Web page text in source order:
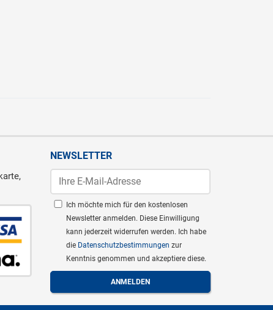
NEWSLETTER
Ich möchte mich für den kostenlosen
Newsletter anmelden. Diese Einwilligung
kann jederzeit widerrufen werden. Ich habe
die Datenschutzbestimmungen zur
Kenntnis genommen und akzeptiere diese.